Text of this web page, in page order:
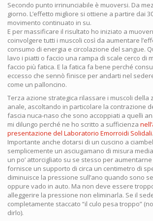
Secondo punto irrinunciabile è muoversi. Da
giorno. L’effetto migliore si ottiene a partire dai
movimento continuato in su.
E per massificare il risultato ho iniziato a
coinvolgere tutti i muscoli così da aumentare
consumo di energia e circolazione del sangue.
lavo i piatti o faccio una rampa di scale cerco di
faccio più fatica. E la fatica fa bene perché
eccesso che sennò finisce per andarti nel
come un palloncino.
Terza azione strategica rilassare i muscoli della
anale, ascoltando in particolare la contrazione
fascia nuca-naso che sono accoppiati a quelli
mi dilungo perché ne ho scritto a sufficienza
presentazione del Laboratorio Emorroidi Solidali.
Importante anche dotarsi di un cuscino a
semplicemente un asciugamano di misura
un po’ attorcigliato su se stesso per
fornisce un supporto di circa un centimetro di
diminuisce la pressione sull’ano quando sono
oppure vado in auto. Ma non deve essere
alleggerire la pressione non eliminarla. Se il
completamente staccato “il culo pesa troppo”
dirlo).